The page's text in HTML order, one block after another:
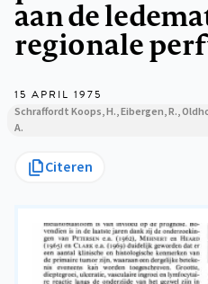
aan de
regionale
15 APRIL 1975
Schraffordt Koops, H., Eibergen, R.,
A.
Citeren